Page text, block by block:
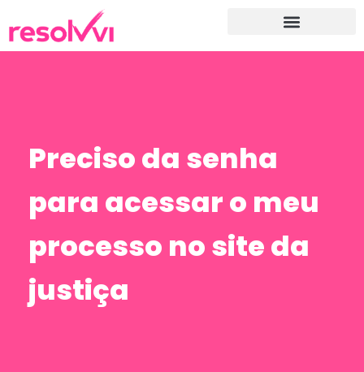
Preciso da senha
para acessar o meu
processo no site da
justiça